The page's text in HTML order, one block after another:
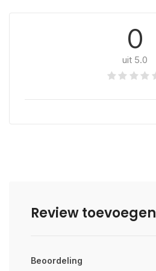
0
uit 5.0
Review toevoegen
Beoordeling